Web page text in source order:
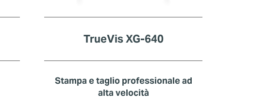
TrueVis XG-640
Stampa e taglio professionale ad
alta velocità